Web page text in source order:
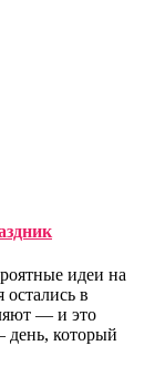
идеи на
в
— и это
день, который